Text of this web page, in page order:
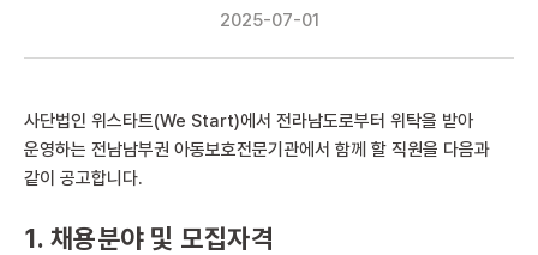
2025-07-01
사단법인 위스타트(We Start)에서 전라남도로부터 위탁을 받아
운영하는 전남남부권 아동보호전문기관에서 함께 할 직원을 다음과
같이 공고합니다.
1. 채용분야 및 모집자격